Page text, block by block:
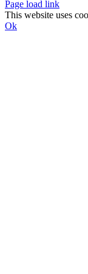
Page load link
This website uses
Ok